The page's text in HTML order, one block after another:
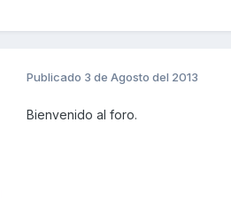
Publicado 3 de Agosto del 2013
Bienvenido al foro.